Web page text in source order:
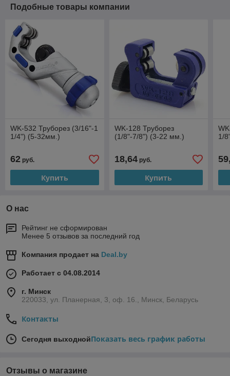
Подобные товары компании
WK-532 Труборез (3/16"-1
1/4") (5-32мм.)
62 руб.
Купить
WK-128 Труборез
(1/8"-7/8") (3-22 мм.)
18,64руб.
Купить
1/
О нас
Рейтинг не сформирован
Менее 5 отзывов за последний год
Компания продает на Deal.by
Работает с 04.08.2014
г. Минск
220033, ул. Планерная, 3, оф. 16., Минск, Беларусь
Контакты
Сегодня выходнойПоказать весь график работы
Отзывы о магазине